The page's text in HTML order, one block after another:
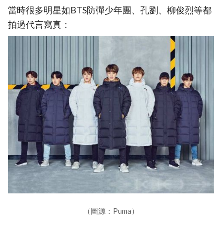
當時很多明星如BTS防彈少年團、孔劉、柳俊烈等都
拍過代言寫真：
（圖源：Puma）